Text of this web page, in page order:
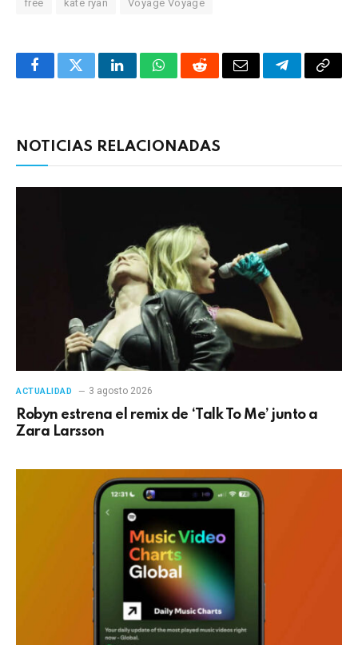
free kate ryan Voyage Voyage
FacebookTwitterLinkedInWhatsAppRedditCorreoTelegrama
NOTICIAS RELACIONADAS
ACTUALIDAD 3 agosto 2026
Robyn estrena el remix de ‘Talk To Me’ junto a
Zara Larsson